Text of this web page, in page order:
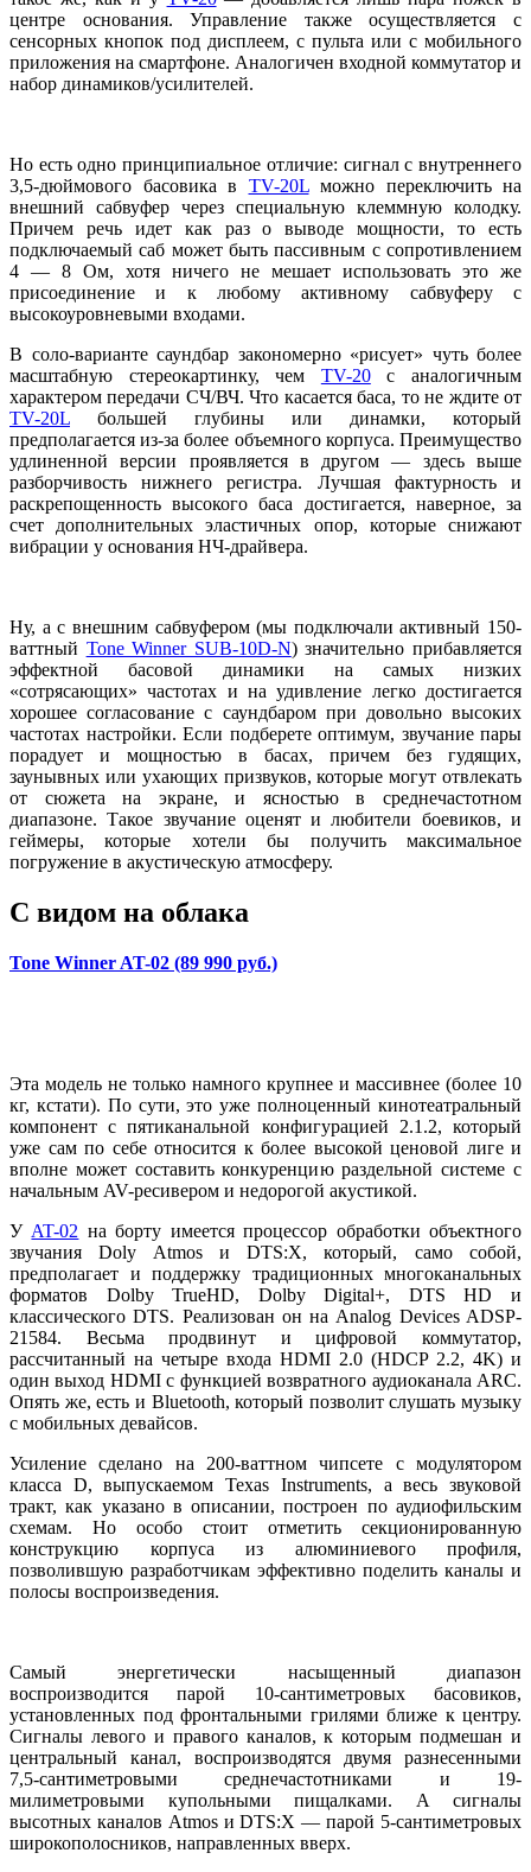
центре основания. Управление также осуществляется с
сенсорных кнопок под дисплеем, с пульта или с мобильного
приложения на смартфоне. Аналогичен входной коммутатор и
набор динамиков/усилителей.
Но есть одно принципиальное отличие: сигнал с внутреннего
3,5-дюймового басовика в TV-20Lможно переключить на
внешний сабвуфер через специальную клеммную колодку.
Причем речь идет как раз о выводе мощности, то есть
подключаемый саб может быть пассивным с сопротивлением
4 — 8 Ом, хотя ничего не мешает использовать это же
присоединение и к любому активному сабвуферу с
высокоуровневыми входами.
В соло-варианте саундбар закономерно «рисует» чуть более
масштабную стереокартинку, чем TV-20с аналогичным
характером передачи СЧ/ВЧ. Что касается баса, то не ждите от
TV-20L большей глубины или динамки, который
предполагается из-за более объемного корпуса. Преимущество
удлиненной версии проявляется в другом — здесь выше
разборчивость нижнего регистра. Лучшая фактурность и
раскрепощенность высокого баса достигается, наверное, за
счет дополнительных эластичных опор, которые снижают
вибрации у основания НЧ-драйвера.
Ну, а с внешним сабвуфером (мы подключали активный 150-
ваттный Tone Winner SUB-10D-N) значительно прибавляется
эффектной басовой динамики на самых низких
«сотрясающих» частотах и на удивление легко достигается
хорошее согласование с саундбаром при довольно высоких
частотах настройки. Если подберете оптимум, звучание пары
порадует и мощностью в басах, причем без гудящих,
заунывных или ухающих призвуков, которые могут отвлекать
от сюжета на экране, и ясностью в среднечастотном
диапазоне. Такое звучание оценят и любители боевиков, и
геймеры, которые хотели бы получить максимальное
погружение в акустическую атмосферу.
С видом на облака
Tone Winner AT-02 (89 990 руб.)
Эта модель не только намного крупнее и массивнее (более 10
кг, кстати). По сути, это уже полноценный кинотеатральный
компонент с пятиканальной конфигурацией 2.1.2, который
уже сам по себе относится к более высокой ценовой лиге и
вполне может составить конкуренцию раздельной системе с
начальным AV-ресивером и недорогой акустикой.
У AT-02 на борту имеется процессор обработки объектного
звучания Doly Atmos и DTS:X, который, само собой,
предполагает и поддержку традиционных многоканальных
форматов Dolby TrueHD, Dolby Digital+, DTS HD и
классического DTS. Реализован он на Analog Devices ADSP-
21584. Весьма продвинут и цифровой коммутатор,
рассчитанный на четыре входа HDMI 2.0 (HDCP 2.2, 4K) и
один выход HDMI с функцией возвратного аудиоканала ARC.
Опять же, есть и Bluetooth, который позволит слушать музыку
с мобильных девайсов.
Усиление сделано на 200-ваттном чипсете с модулятором
класса D, выпускаемом Texas Instruments, а весь звуковой
тракт, как указано в описании, построен по аудиофильским
схемам. Но особо стоит отметить секционированную
конструкцию корпуса из алюминиевого профиля,
позволившую разработчикам эффективно поделить каналы и
полосы воспроизведения.
Самый энергетически насыщенный диапазон
воспроизводится парой 10-сантиметровых басовиков,
установленных под фронтальными грилями ближе к центру.
Сигналы левого и правого каналов, к которым подмешан и
центральный канал, воспроизводятся двумя разнесенными
7,5-сантиметровыми среднечастотниками и 19-
милиметровыми купольными пищалками. А сигналы
высотных каналов Atmos и DTS:X — парой 5-сантиметровых
широкополосников, направленных вверх.